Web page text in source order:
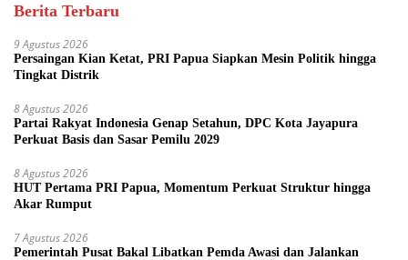
Berita Terbaru
9 Agustus 2026
Persaingan Kian Ketat, PRI Papua Siapkan Mesin Politik hingga
Tingkat Distrik
8 Agustus 2026
Partai Rakyat Indonesia Genap Setahun, DPC Kota Jayapura
Perkuat Basis dan Sasar Pemilu 2029
8 Agustus 2026
HUT Pertama PRI Papua, Momentum Perkuat Struktur hingga
Akar Rumput
7 Agustus 2026
Pemerintah Pusat Bakal Libatkan Pemda Awasi dan Jalankan